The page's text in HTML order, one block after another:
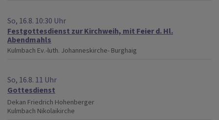
So, 16.8. 10:30 Uhr
Festgottesdienst zur Kirchweih, mit Feier d. Hl.
Abendmahls
Kulmbach Ev.-luth. Johanneskirche- Burghaig
So, 16.8. 11 Uhr
Gottesdienst
Dekan Friedrich Hohenberger
Kulmbach Nikolaikirche